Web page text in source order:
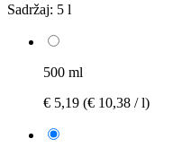
Sadržaj: 5 l
500 ml
€ 5,19 (€ 10,38 / l)